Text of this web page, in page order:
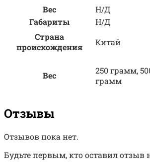
Вес
Н/Д
Габариты
Н/Д
Страна
происхождения
Китай
Вес
250 грамм,
грамм
Отзывы
Отзывов пока нет.
Будьте первым, кто оставил отзыв